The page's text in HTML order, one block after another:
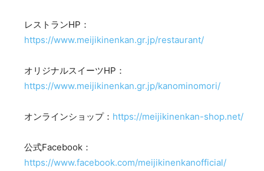
レストランHP：
https://www.meijikinenkan.gr.jp/restaurant/
オリジナルスイーツHP：
https://www.meijikinenkan.gr.jp/kanominomori/
オンラインショップ： https://meijikinenkan-shop.net/
公式Facebook：
https://www.facebook.com/meijikinenkanofficial/